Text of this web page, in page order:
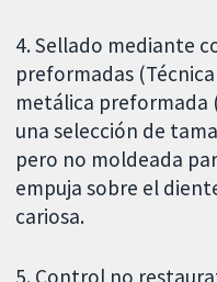
4. Sellado mediante
preformadas
metálica preformada
una selección de
pero no moldeada
empuja sobre el
cariosa.
5. Control no